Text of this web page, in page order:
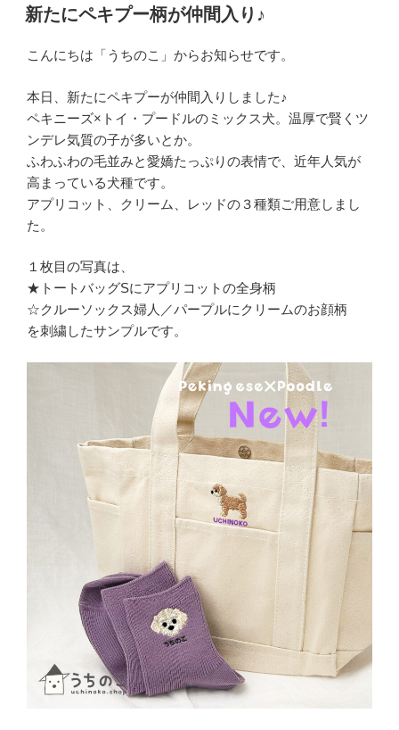
稿
日:
新たにペキプー柄が仲間入り♪
こんにちは「うちのこ」からお知らせです。
本日、新たにペキプーが仲間入りしました♪
ペキニーズ×トイ・プードルのミックス犬。温厚で賢くツ
ンデレ気質の子が多いとか。
ふわふわの毛並みと愛嬌たっぷりの表情で、近年人気が
高まっている犬種です。
アプリコット、クリーム、レッドの３種類ご用意しまし
た。
１枚目の写真は、
★トートバッグSにアプリコットの全身柄
☆クルーソックス婦人／パープルにクリームのお顔柄
を刺繍したサンプルです。